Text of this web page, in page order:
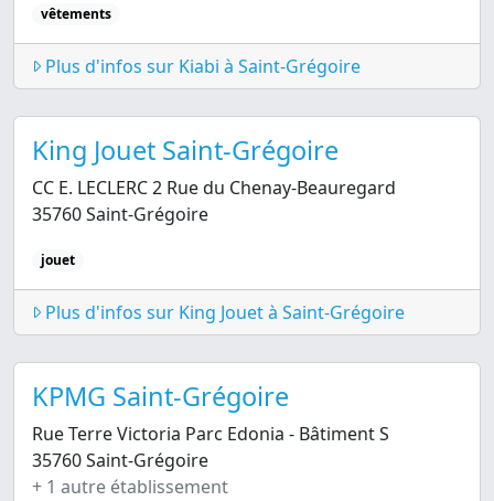
vêtements
Plus d'infos sur Kiabi à Saint-Grégoire
King Jouet Saint-Grégoire
CC E. LECLERC 2 Rue du Chenay-Beauregard
35760 Saint-Grégoire
jouet
Plus d'infos sur King Jouet à Saint-Grégoire
KPMG Saint-Grégoire
Rue Terre Victoria Parc Edonia - Bâtiment S
35760 Saint-Grégoire
+ 1 autre établissement